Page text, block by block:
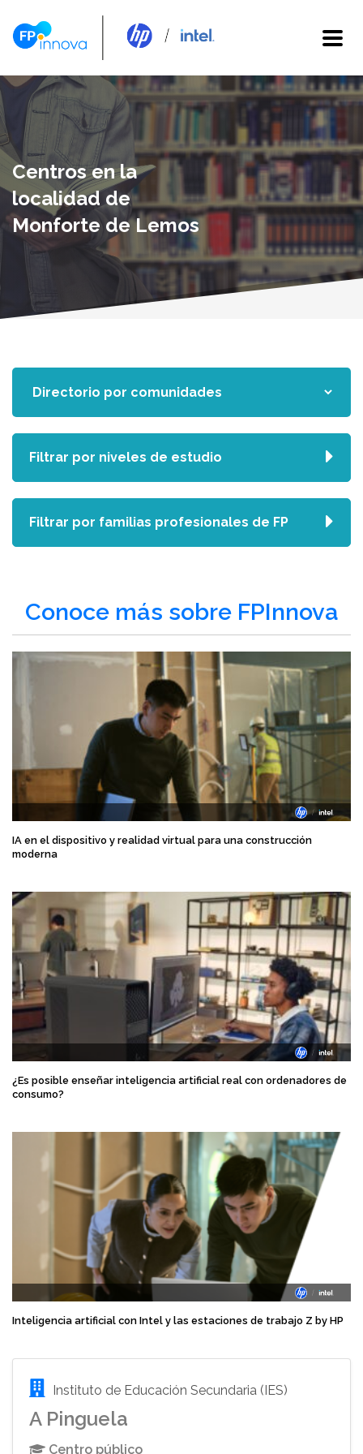
Centros en la
localidad de
Monforte de Lemos
Conoce más sobre FPInnova
IA en el dispositivo y realidad virtual para una construcción
moderna
¿Es posible enseñar inteligencia artificial real con ordenadores de
consumo?
Inteligencia artificial con Intel y las estaciones de trabajo Z by HP
Instituto de Educación Secundaria (IES)
A Pinguela
Centro público
Filtrar por niveles de estudio
Filtrar por familias profesionales de FP